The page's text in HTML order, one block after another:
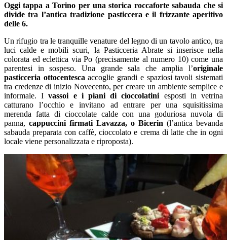
Oggi tappa a Torino per una storica roccaforte sabauda che si
divide tra l’antica tradizione pasticcera e il frizzante aperitivo
delle 6.
Un rifugio tra le tranquille venature del legno di un tavolo antico, tra
luci calde e mobili scuri, la Pasticceria Abrate si inserisce nella
colorata ed eclettica via Po (precisamente al numero 10)come una
parentesi in sospeso. Una grande sala che amplia l’originale
pasticceria ottocentesca accoglie grandi e spaziosi tavoli sistemati
tra credenze di inizio Novecento, per creare un ambiente semplice e
informale. Ivassoi e i piani di cioccolatini esposti in vetrina
catturano l’occhioe invitano ad entrare per una squisitissima
merenda fatta di cioccolate caldecon una goduriosa nuvola di
panna, cappuccini firmati Lavazza, o Bicerin (l’antica bevanda
sabauda preparata con caffè, cioccolato e crema di latte che in ogni
locale viene personalizzata e riproposta).